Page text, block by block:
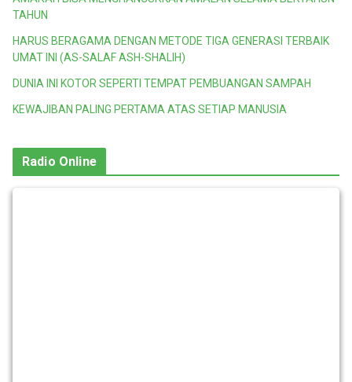
TAHUN
HARUS BERAGAMA DENGAN METODE TIGA GENERASI TERBAIK
UMAT INI (AS-SALAF ASH-SHALIH)
DUNIA INI KOTOR SEPERTI TEMPAT PEMBUANGAN SAMPAH
KEWAJIBAN PALING PERTAMA ATAS SETIAP MANUSIA
Radio Online